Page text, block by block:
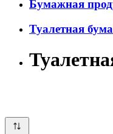
Бумажная
Туалетная